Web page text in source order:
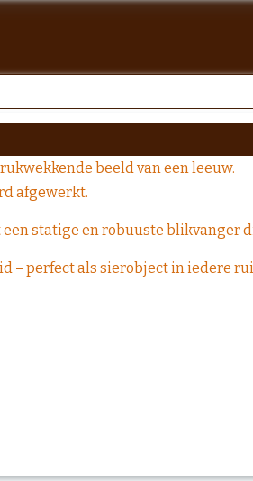
beeld van een leeuw.
afgewerkt.
een statige en robuuste blikvanger
– perfect als sierobject in iedere